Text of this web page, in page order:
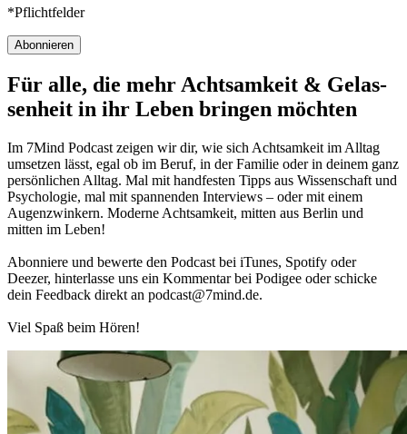
*Pflichtfelder
Abonnieren
Für alle, die mehr Acht­sam­keit & Gelas­
sen­heit in ihr Leben brin­gen möch­ten
Im 7Mind Pod­cast zeigen wir dir, wie sich Acht­sam­keit im Alltag
umset­zen lässt, egal ob im Beruf, in der Fami­lie oder in deinem ganz
per­sön­li­chen Alltag. Mal mit hand­fes­ten Tipps aus Wis­sen­schaft und
Psy­cho­lo­gie, mal mit spannenden Interviews – oder mit einem
Augen­zwin­kern. Moderne Acht­sam­keit, mitten aus Berlin und
mitten im Leben!
Abon­niere und bewerte den Pod­cast bei iTunes, Spo­tify oder
Deezer, hin­ter­lasse uns ein Kom­men­tar bei Podigee oder schi­cke
dein Feed­back direkt an podcast@​7​mind.​de.
Viel Spaß beim Hören!